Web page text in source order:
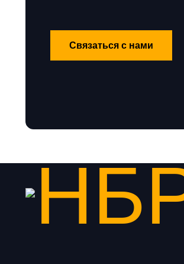
Связаться с нами